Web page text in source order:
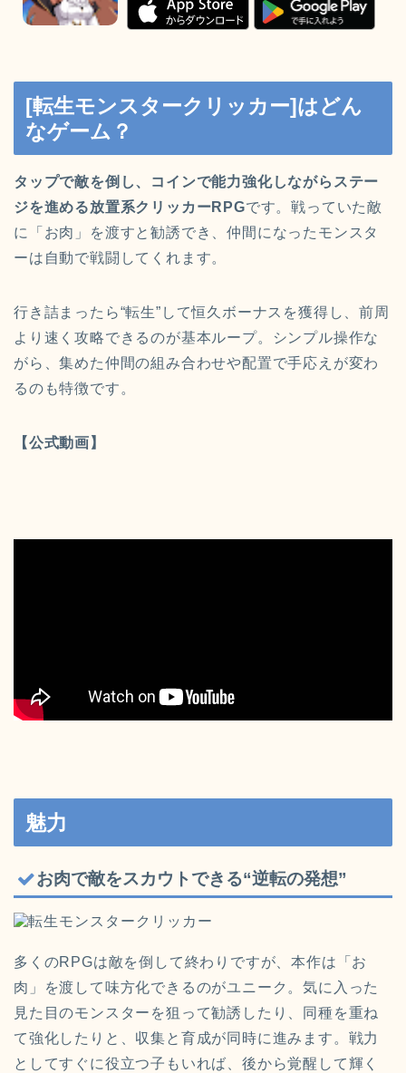
[転生モンスタークリッカー]はどん
なゲーム？
タップで敵を倒し、コインで能力強化しながらステー
ジを進める放置系クリッカーRPGです。戦っていた敵
に「お肉」を渡すと勧誘でき、仲間になったモンスタ
ーは自動で戦闘してくれます。
行き詰まったら“転生”して恒久ボーナスを獲得し、前周
より速く攻略できるのが基本ループ。シンプル操作な
がら、集めた仲間の組み合わせや配置で手応えが変わ
るのも特徴です。
【公式動画】
魅力
お肉で敵をスカウトできる“逆転の発想”
多くのRPGは敵を倒して終わりですが、本作は「お
肉」を渡して味方化できるのがユニーク。気に入った
見た目のモンスターを狙って勧誘したり、同種を重ね
て強化したりと、収集と育成が同時に進みます。戦力
としてすぐに役立つ子もいれば、後から覚醒して輝く